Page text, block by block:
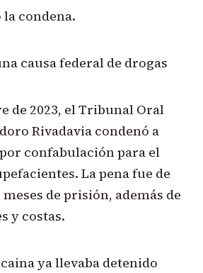
condena.
causa federal de drogas
de 2023, el Tribunal Oral
Rivadavia condenó a
confabulación para el
La pena fue de
de prisión, además de
y costas.
ya llevaba detenido